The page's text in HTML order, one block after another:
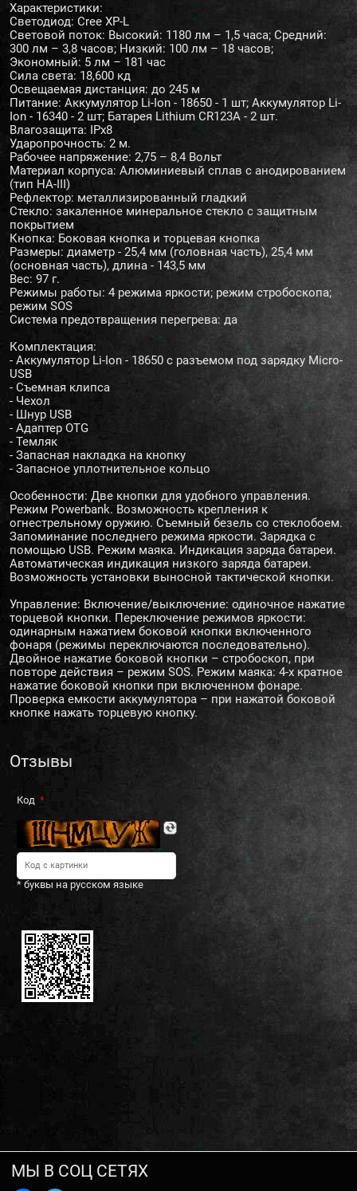
Характеристики:
Светодиод: Cree XP-L
Световой поток: Высокий: 1180 лм – 1,5 часа; Средний:
300 лм – 3,8 часов; Низкий: 100 лм – 18 часов;
Экономный: 5 лм – 181 час
Сила света: 18,600 кд
Освещаемая дистанция: до 245 м
Питание: Аккумулятор Li-Ion - 18650 - 1 шт; Аккумулятор Li-
Ion - 16340 - 2 шт; Батарея Lithium CR123A - 2 шт.
Влагозащита: IPx8
Ударопрочность: 2 м.
Рабочее напряжение: 2,75 – 8,4 Вольт
Материал корпуса: Алюминиевый сплав с анодированием
(тип HA-III)
Рефлектор: металлизированный гладкий
Стекло: закаленное минеральное стекло с защитным
покрытием
Кнопка: Боковая кнопка и торцевая кнопка
Размеры: диаметр - 25,4 мм (головная часть), 25,4 мм
(основная часть), длина - 143,5 мм
Вес: 97 г.
Режимы работы: 4 режима яркости; режим стробоскопа;
режим SOS
Система предотвращения перегрева: да
Комплектация:
- Аккумулятор Li-Ion - 18650 с разъемом под зарядку Micro-
USB
- Съемная клипса
- Чехол
- Шнур USB
- Адаптер OTG
- Темляк
- Запасная накладка на кнопку
- Запасное уплотнительное кольцо
Особенности: Две кнопки для удобного управления.
Режим Powerbank. Возможность крепления к
огнестрельному оружию. Съемный безель со стеклобоем.
Запоминание последнего режима яркости. Зарядка с
помощью USB. Режим маяка. Индикация заряда батареи.
Автоматическая индикация низкого заряда батареи.
Возможность установки выносной тактической кнопки.
Управление: Включение/выключение: одиночное нажатие
торцевой кнопки. Переключение режимов яркости:
одинарным нажатием боковой кнопки включенного
фонаря (режимы переключаются последовательно).
Двойное нажатие боковой кнопки – стробоскоп, при
повторе действия – режим SOS. Режим маяка: 4-х кратное
нажатие боковой кнопки при включенном фонаре.
Проверка емкости аккумулятора – при нажатой боковой
кнопке нажать торцевую кнопку.
Отзывы
Код
* буквы на русском языке
МЫ В СОЦ СЕТЯХ